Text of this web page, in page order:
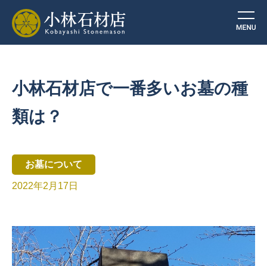
小林石材店で一番多いお墓の種
類は？
お墓について
2022年2月17日